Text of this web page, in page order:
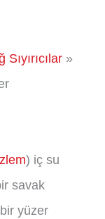
) iç su
savak
bir yüzer